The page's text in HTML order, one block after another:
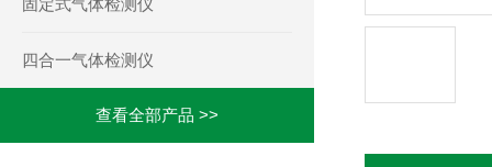
固定式气体检测仪
四合一气体检测仪
查看全部产品 >>